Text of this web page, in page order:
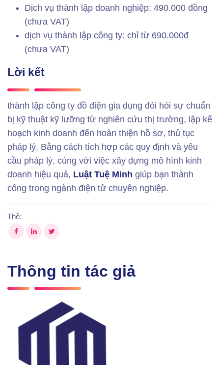
Dịch vụ thành lập doanh nghiệp: 490.000 đồng
(chưa VAT)
dịch vụ thành lập công ty: chỉ từ 690.000đ
(chưa VAT)
Lời kết
thành lập công ty đồ điện gia dụng đòi hỏi sự chuẩn
bị kỹ thuật kỹ lưỡng từ nghiên cứu thị trường, lập kế
hoạch kinh doanh đến hoàn thiện hồ sơ, thủ tục
pháp lý. Bằng cách tích hợp các quy định và yêu
cầu pháp lý, cùng với việc xây dựng mô hình kinh
doanh hiệu quả, Luật Tuệ Minh giúp bạn thành
công trong ngành điện tử chuyên nghiệp.
Thẻ:
Thông tin tác giả